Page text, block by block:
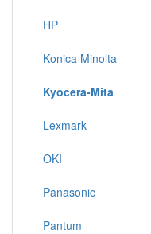
HP
Konica Minolta
Kyocera-Mita
Lexmark
OKI
Panasonic
Pantum